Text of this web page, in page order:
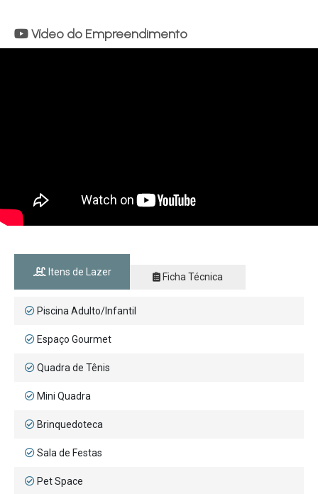
Vídeo do Empreendimento
Itens de Lazer Ficha Técnica
Piscina Adulto/Infantil
Espaço Gourmet
Quadra de Tênis
Mini Quadra
Brinquedoteca
Sala de Festas
Pet Space